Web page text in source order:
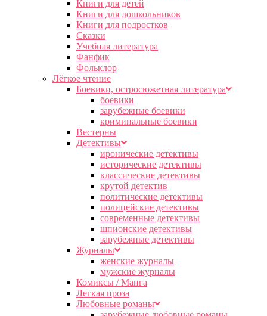
Книги для детей
Книги для дошкольников
Книги для подростков
Сказки
Учебная литература
Фанфик
Фольклор
Лёгкое чтение
Боевики, остросюжетная литература
боевики
зарубежные боевики
криминальные боевики
Вестерны
Детективы
иронические детективы
исторические детективы
классические детективы
крутой детектив
политические детективы
полицейские детективы
современные детективы
шпионские детективы
зарубежные детективы
Журналы
женские журналы
мужские журналы
Комиксы / Манга
Легкая проза
Любовные романы